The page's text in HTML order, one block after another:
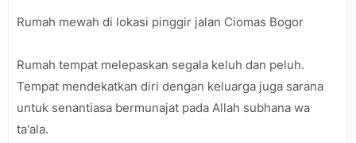
Rumah mewah di lokasi pinggir jalan Ciomas Bogor
Rumah tempat melepaskan segala keluh dan peluh.
Tempat mendekatkan diri dengan keluarga juga sarana
untuk senantiasa bermunajat pada Allah subhana wa
ta'ala.